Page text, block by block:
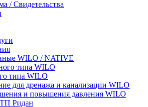
/ Свидетельства
WILO / NATIVE
типа WILO
типа WILO
для дренажа и канализации WILO
и повышения давления WILO
Ридан